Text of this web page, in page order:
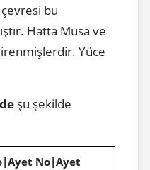
bu
Hatta Musa ve
Yüce
şu şekilde
No|Ayet